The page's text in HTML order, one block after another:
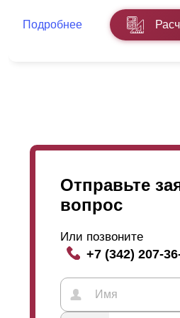
выбор конструкции зависит
Что касается угла
зависит от того, что хозяин
конструкции. Возможно, он
просматривать всю улицу,
взгляду только возможность
чистое небо, чего можно
расположении ламелей под
При желании, можно вообще
Подробнее
Отправьте
вопрос
Или позвоните
+7 (342) 207-